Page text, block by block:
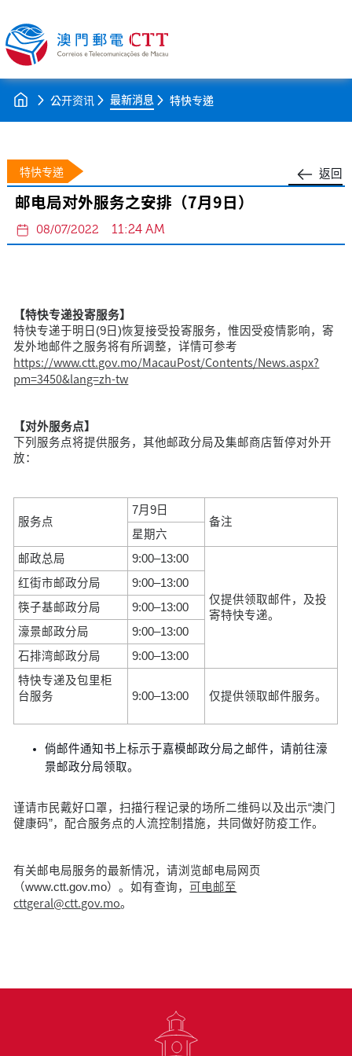
公开资讯 最新消息 特快专递
返回
特快专递
邮电局对外服务之安排（7月9日）
08/07/2022 11:24 AM
【特快专递投寄服务】
特快专递于明日(9日)恢复接受投寄服务，惟因受疫情影响，寄
发外地邮件之服务将有所调整，详情可参考
https://www.ctt.gov.mo/MacauPost/Contents/News.aspx?
pm=3450&lang=zh-tw
【对外服务点】
下列服务点将提供服务，其他邮政分局及集邮商店暂停对外开
放：
服务点
7月9日
备注
星期六
邮政总局
9:00–13:00
仅提供领取邮件，及投
寄特快专递。
红街市邮政分局
9:00–13:00
筷子基邮政分局
9:00–13:00
濠景邮政分局
9:00–13:00
石排湾邮政分局
9:00–13:00
特快专递及包里柜
台服务
9:00–13:00 仅提供领取邮件服务。
倘邮件通知书上标示于嘉模邮政分局之邮件，请前往濠
景邮政分局领取。
谨请市民戴好口罩，扫描行程记录的场所二维码以及出示“澳门
健康码”，配合服务点的人流控制措施，共同做好防疫工作。
有关邮电局服务的最新情况，请浏览邮电局网页
（www.ctt.gov.mo）。如有查询， 可电邮至
cttgeral@ctt.gov.mo。